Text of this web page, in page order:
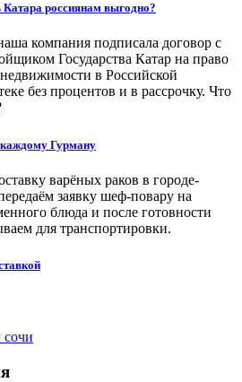
россиянам выгодно?
компания подписала договор с
Государства Катар на право
в Российской
без процентов и в рассрочку. Что
Гурману
варёных раков в городе-
заявку шеф-повару на
блюда и после готовности
для транспортировки.